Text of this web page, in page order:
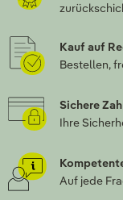
Kauf auf
Bestellen,
Sichere
Ihre
Auf jede